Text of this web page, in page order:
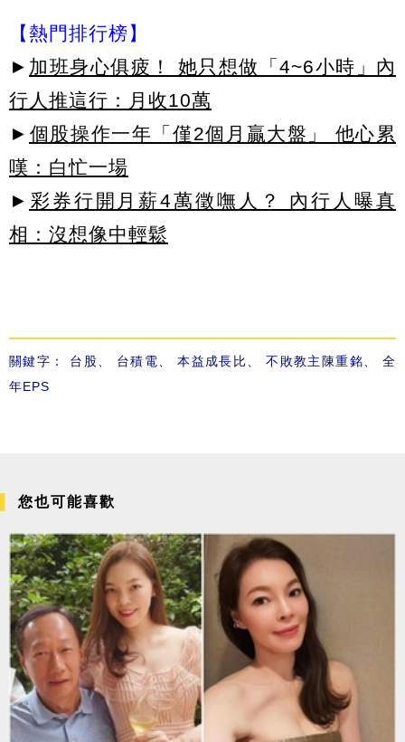
【熱門排行榜】
► 加班身心俱疲！ 她只想做「4~6小時」內
行人推這行：月收10萬
► 個股操作一年「僅2個月贏大盤」 他心累
嘆：白忙一場
► 彩券行開月薪4萬徵嘸人？ 內行人曝真
相：沒想像中輕鬆
關鍵字： 台股 台積電 、本益成長比 、不敗教主陳重銘 、全
年EPS
您也可能喜歡